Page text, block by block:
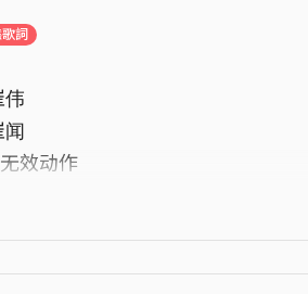
詞
伟
闻
效动作
川